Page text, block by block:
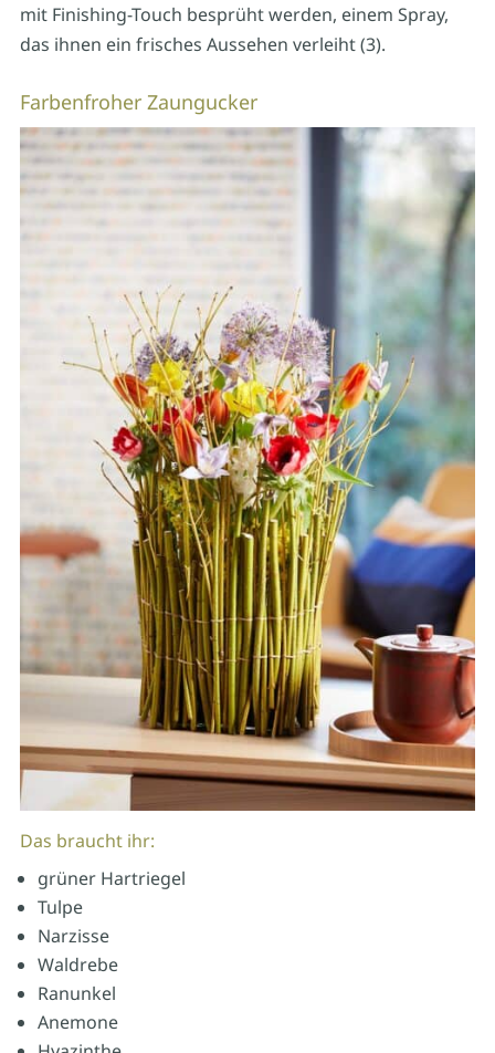
mit Finishing-Touch besprüht werden, einem Spray,
das ihnen ein frisches Aussehen verleiht (3).
Farbenfroher Zaungucker
Das braucht ihr:
grüner Hartriegel
Tulpe
Narzisse
Waldrebe
Ranunkel
Anemone